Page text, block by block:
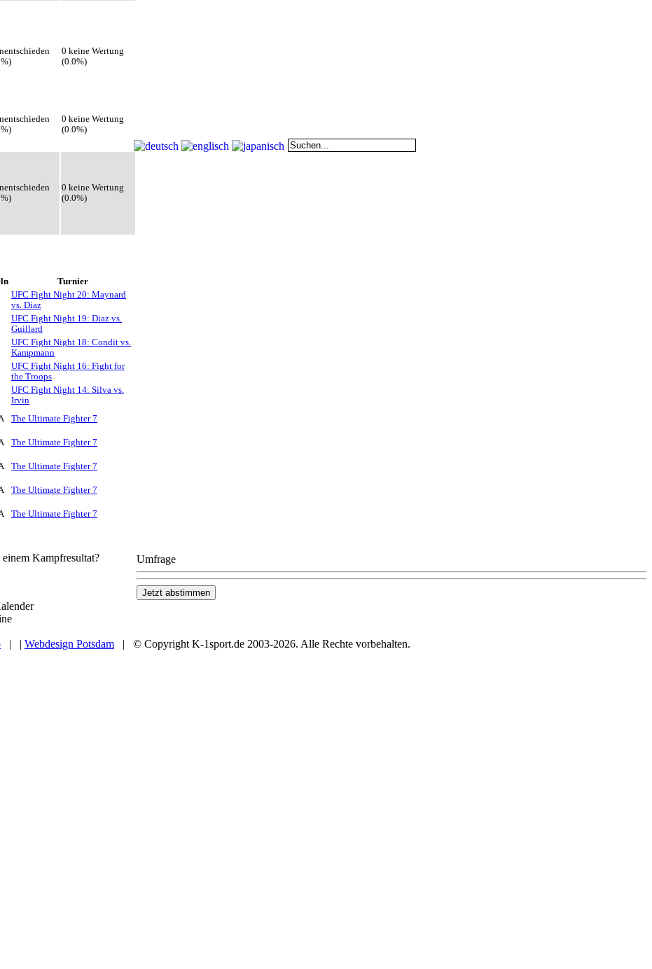
0 keine Wertung
(0.0%)
0 keine Wertung
(0.0%)
0 keine Wertung
(0.0%)
Turnier
UFC Fight Night 20: Maynard
vs. Diaz
UFC Fight Night 19: Diaz vs.
Guillard
UFC Fight Night 18: Condit vs.
Kampmann
UFC Fight Night 16: Fight for
the Troops
UFC Fight Night 14: Silva vs.
Irvin
The Ultimate Fighter 7
The Ultimate Fighter 7
The Ultimate Fighter 7
The Ultimate Fighter 7
The Ultimate Fighter 7
Kampfresultat?
Umfrage
| | Webdesign Potsdam | © Copyright K-1sport.de 2003-2026. Alle Rechte vorbehalten.